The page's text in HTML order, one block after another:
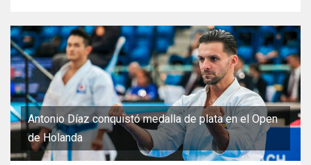
Antonio Díaz conquistó medalla de plata en el Open
de Holanda